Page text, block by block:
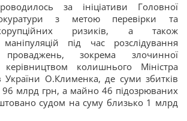
за ініціативи Головної
з метою перевірки та
ризиків, а також
під час розслідування
проваджень, зокрема злочинної
керівництвом колишнього Міністра
України О.Клименка, де суми збитків
96 млрд грн, а майно 46 підозрюваних
судом на суму близько 1 млрд